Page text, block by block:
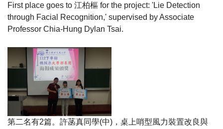
First place goes to 江柏樞 for the project: 'Lie Detection
through Facial Recognition,' supervised by Associate
Professor Chia-Hung Dylan Tsai.
第二名有2篇。許菡真同學(中) ，桌上哨型風力裝置改良與